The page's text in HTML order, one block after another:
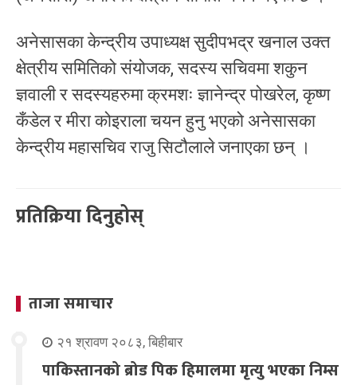
अनेसासका केन्द्रीय उपाध्यक्ष सुदीपभद्र खनाल उक्त
क्षेत्रीय समितिको संयोजक, सदस्य सचिवमा शकुन
ज्ञवाली र सदस्यहरुमा क्रमशः ज्ञानेन्द्र पोखरेल, कृष्ण
कँडेल र मीरा कोइराला चयन हुनु भएको अनेसासका
केन्द्रीय महासचिव राजु सिटौलाले जनाएका छन् ।
प्रतिक्रिया दिनुहोस्
ताजा समाचार
२१ श्रावण २०८३, बिहीबार
पाकिस्तानको ब्रोड पिक हिमालमा मृत्यु भएका निम्स